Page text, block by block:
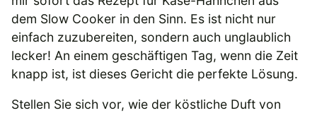
dem Slow Cooker in den Sinn. Es ist nicht nur
einfach zuzubereiten, sondern auch unglaublich
lecker! An einem geschäftigen Tag, wenn die Zeit
knapp ist, ist dieses Gericht die perfekte Lösung.
Stellen Sie sich vor, wie der köstliche Duft von